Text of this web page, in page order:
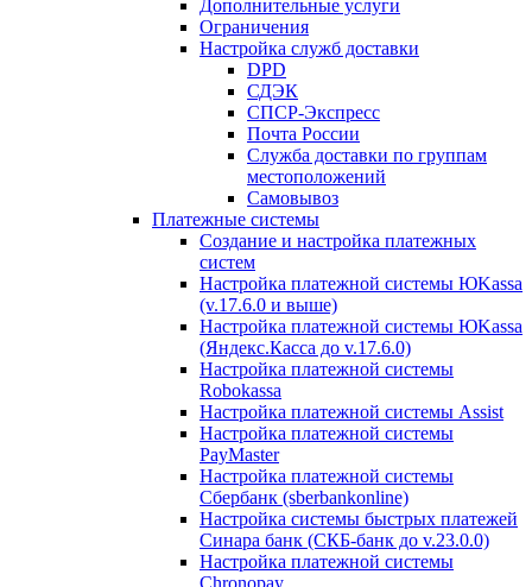
Дополнительные услуги
Ограничения
Настройка служб доставки
DPD
СДЭК
СПСР-Экспресс
Почта России
Служба доставки по группам
местоположений
Самовывоз
Платежные системы
Создание и настройка платежных
систем
Настройка платежной системы ЮKassa
(v.17.6.0 и выше)
Настройка платежной системы ЮKassa
(Яндекс.Касса до v.17.6.0)
Настройка платежной системы
Robokassa
Настройка платежной системы Assist
Настройка платежной системы
PayMaster
Настройка платежной системы
Сбербанк (sberbankonline)
Настройка системы быстрых платежей
Синара банк (СКБ-банк до v.23.0.0)
Настройка платежной системы
Chronopay